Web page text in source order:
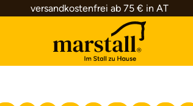
versandkostenfrei ab 75 € in AT